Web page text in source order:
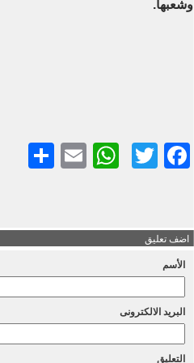
وشعبها.
Facebook
Twitter
اضف تعليق
الأسم
البريد الالكترونى
التعليق